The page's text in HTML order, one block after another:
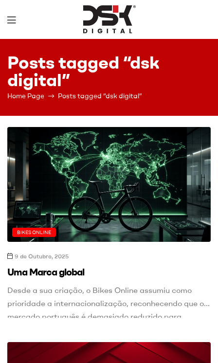
DSK
Digital
Posts tagged “dsk
digital”
Home Page Posts tagged “dsk digital”
BIKES ONLINE
9 de Outubro, 2025
Uma Marca global
Desde a sua criação, o Bikes Online assumiu como
prioridade a internacionalização, reconhecendo que o
mercado português é demasiado reduzido para
especializado nesta área. Uma simples comparação
com Espanha evidencia essa diferença: em 2025